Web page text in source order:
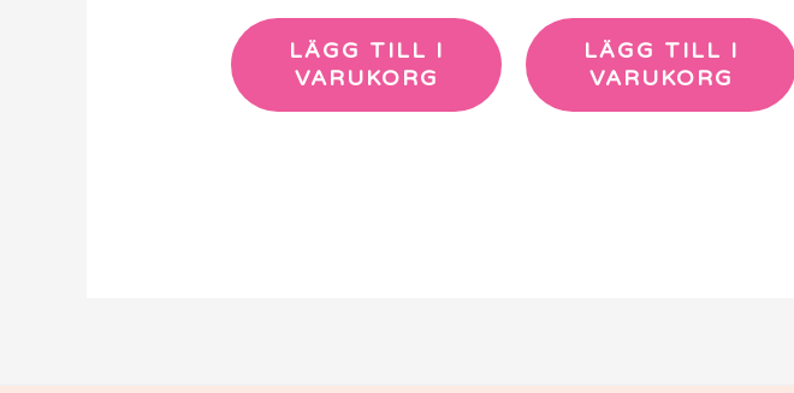
LÄGG TILL I
VARUKORG
LÄGG TILL I
VARUKORG